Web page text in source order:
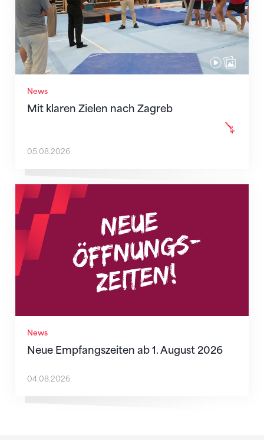
News
Mit klaren Zielen nach Zagreb
05.08.2026
News
Neue Empfangszeiten ab 1. August 2026
Neue Empfangszeiten ab 1. August 2026
04.08.2026